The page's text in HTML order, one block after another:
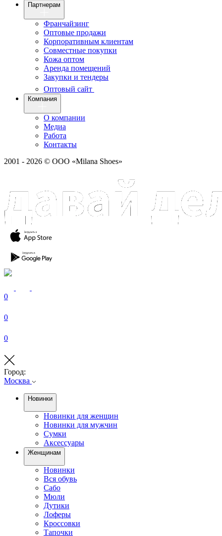
Партнерам
Франчайзинг
Оптовые продажи
Корпоративным клиентам
Совместные покупки
Кожа оптом
Аренда помещений
Закупки и тендеры
Оптовый сайт
Компания
О компании
Медиа
Работа
Контакты
2001 - 2026 © ООО «Milana Shoes»
0
0
0
Город:
Москва
Новинки
Новинки для женщин
Новинки для мужчин
Сумки
Аксессуары
Женщинам
Новинки
Вся обувь
Сабо
Мюли
Дутики
Лоферы
Кроссовки
Тапочки